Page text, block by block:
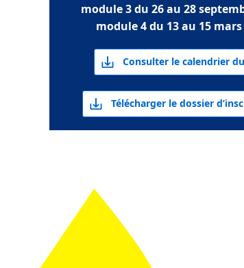
module 3 du 26 au 28
module 4 du 13 au 15 mars
Consulter le calendrier
Télécharger le dossier